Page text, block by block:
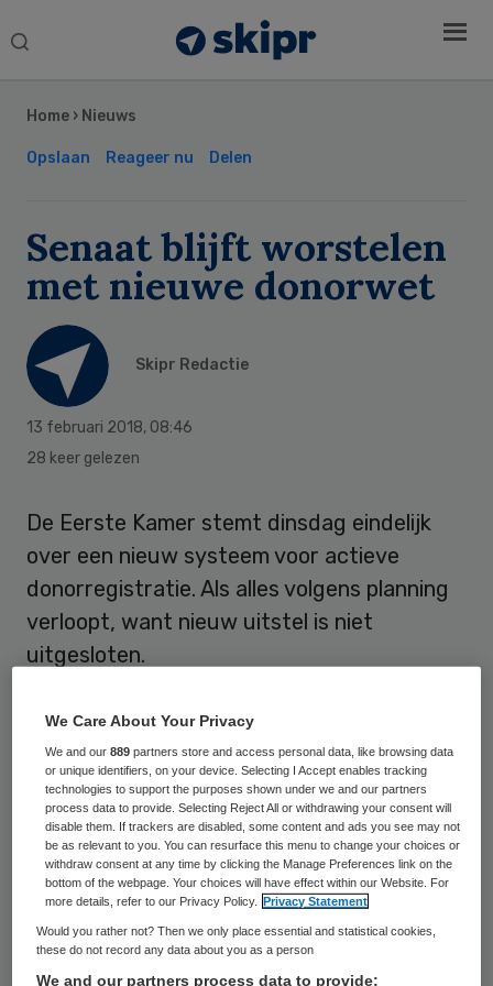
Search
Home › Nieuws
Opslaan Reageer nu Delen
Senaat blijft worstelen
met nieuwe donorwet
Skipr Redactie
13 februari 2018, 08:46
28 keer gelezen
De Eerste Kamer stemt dinsdag eindelijk
over een nieuw systeem voor actieve
donorregistratie. Als alles volgens planning
verloopt, want nieuw uitstel is niet
uitgesloten.
Voor aanname van de wet moeten 38 van
de 75 senatoren voor stemmen. Tot dusver
hebben 27 zich als ja-stem uitgesproken,
20 stemmen zeker tegen. Veel hangt af van
de senatoren van CDA en VVD, die samen
25 zetels hebben en nog geen voorkeur
hebben uitgesproken.
De stemming werd eerder al een
Sidebar
We Care About Your Privacy
We and our889 partners store and access personal data, like browsing data
or unique identifiers, on your device. Selecting I Accept enables tracking
technologies to support the purposes shown under we and our partners
process data to provide. Selecting Reject All or withdrawing your consent will
disable them. If trackers are disabled, some content and ads you see may not
be as relevant to you. You can resurface this menu to change your choices or
withdraw consent at any time by clicking the Manage Preferences link on the
bottom of the webpage. Your choices will have effect within our Website. For
more details, refer to our Privacy Policy.
Privacy Statement
Would you rather not? Then we only place essential and statistical cookies,
these do not record any data about you as a person
We and our partners process data to provide: